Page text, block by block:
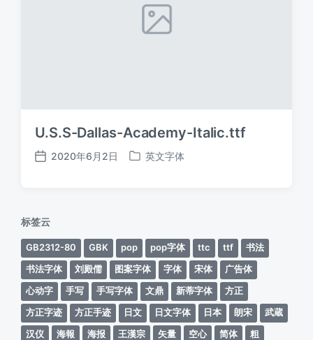
U.S.S-Dallas-Academy-Italic.ttf
发
2020年6月2日
发
英文字体
标签云
GB2312-80 GBK pop pop字体 ttc ttf
书法
书法字体
刘殿儒 图案字体 字体 宋体
广告体
心动字
手写 手写字体 文鼎 新蒂字体
方正
方正字迹
方正手迹 日文 日文字体 日本 朗宋
武蔵
汉仪
海報 海报 王漢宗 矢量 空心 简体
粗